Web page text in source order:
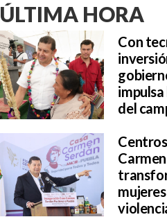
ÚLTIMA HORA
Con
del